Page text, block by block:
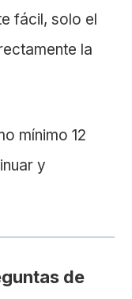
fácil, solo el
la
mínimo 12
y
de